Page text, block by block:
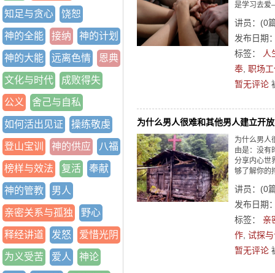
知足与贪心 饶恕
神的全能 接纳 神的计划
神的大能 远离色情 恩典
文化与时代 成败得失
公义 舍己与自私
如何活出见证 操练敬虔
登山宝训 神的供应 八福
榜样与效法 复活 奉献
神的管教 男人
亲密关系与孤独 野心
释经讲道 发怒 爱惜光阴
为义受苦 爱人 神论
是学习去爱
讲员： (0
发布日期
标签：
人
奉 职场
暂无评论
为什么男人很难和其他男人建立开
为什么男人
由是：没有
分享内心世
够了解你的
讲员： (0
发布日期
标签： 亲
作 试探
暂无评论